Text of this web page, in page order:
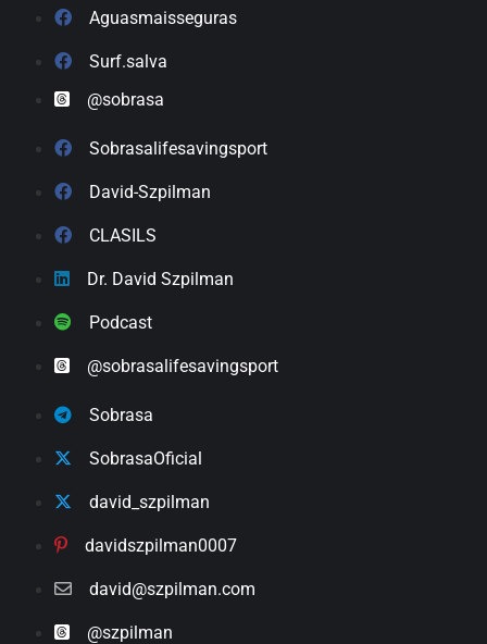
Aguasmaisseguras
Surf.salva
@sobrasa
Sobrasalifesavingsport
David-Szpilman
CLASILS
Dr. David Szpilman
Podcast
@sobrasalifesavingsport
Sobrasa
SobrasaOficial
david_szpilman
davidszpilman0007
david@szpilman.com
@szpilman